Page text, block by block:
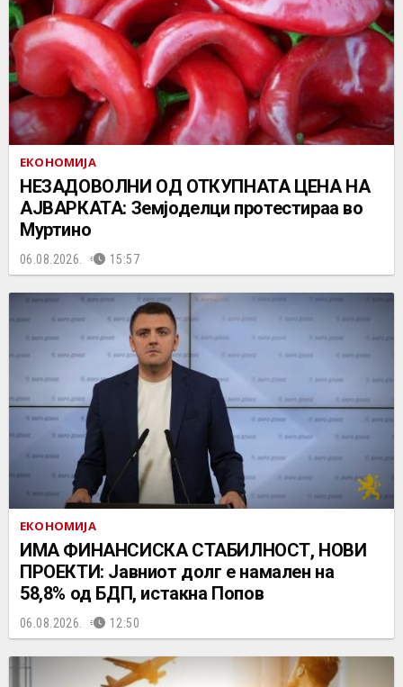
ЕКОНОМИЈА
НЕЗАДОВОЛНИ ОД ОТКУПНАТА ЦЕНА НА
АЈВАРКАТА: Земјоделци протестираа во
Муртино
06.08.2026. 15:57
ЕКОНОМИЈА
ИМА ФИНАНСИСКА СТАБИЛНОСТ, НОВИ
ПРОЕКТИ: Јавниот долг е намален на
58,8% од БДП, истакна Попов
06.08.2026. 12:50